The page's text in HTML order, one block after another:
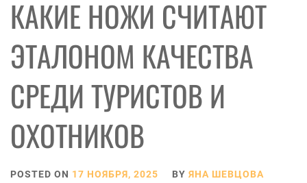
КАКИЕ НОЖИ СЧИТАЮТ
ЭТАЛОНОМ КАЧЕСТВА
СРЕДИ ТУРИСТОВ И
ОХОТНИКОВ
POSTED ON 17 НОЯБРЯ, 2025 BY ЯНА ШЕВЦОВА